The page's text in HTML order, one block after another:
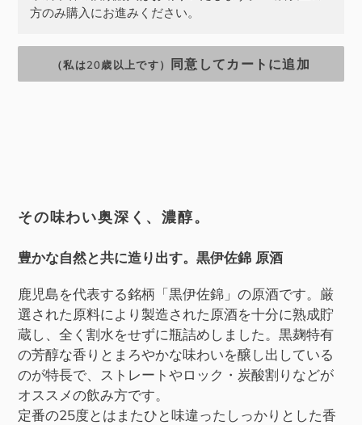
方のみ購入にお進みください。
（私は20歳以上です） 同意してカートに追加
商
品
を
加
す
る
その味わい奥深く、濃醇。
豊かな自然と共に造り出す。黒伊佐錦 原酒
鹿児島を代表する銘柄「黒伊佐錦」の原酒です。厳
選された原料により製造された原酒を十分に熟成貯
蔵し、全く割水をせずに瓶詰めしました。黒麹特有
の芳醇な香りとまろやかな味わいを醸し出している
のが特長で、ストレートやロック・炭酸割りなどが
オススメの飲み方です。
定番の25度とはまたひと味違ったしっかりとした香